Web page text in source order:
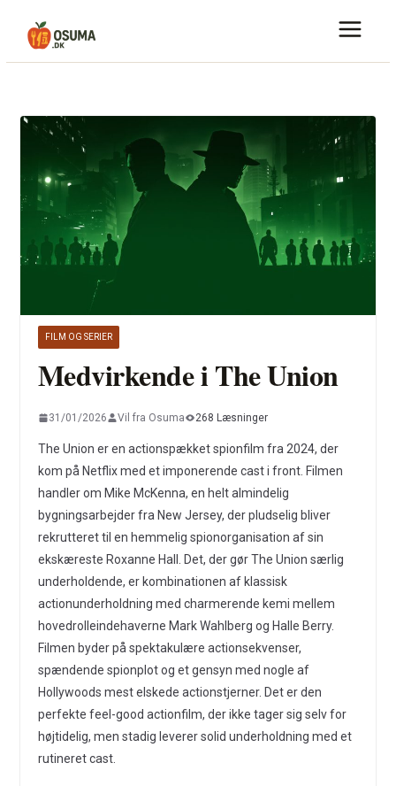
FILM OG SERIER
Medvirkende i The Union
31/01/2026 Vil fra Osuma 268 Læsninger
The Union er en actionspækket spionfilm fra 2024, der
kom på Netflix med et imponerende cast i front. Filmen
handler om Mike McKenna, en helt almindelig
bygningsarbejder fra New Jersey, der pludselig bliver
rekrutteret til en hemmelig spionorganisation af sin
ekskæreste Roxanne Hall. Det, der gør The Union særlig
underholdende, er kombinationen af klassisk
actionunderholdning med charmerende kemi mellem
hovedrolleindehaverne Mark Wahlberg og Halle Berry.
Filmen byder på spektakulære actionsekvenser,
spændende spionplot og et gensyn med nogle af
Hollywoods mest elskede actionstjerner. Det er den
perfekte feel-good actionfilm, der ikke tager sig selv for
højtidelig, men stadig leverer solid underholdning med et
rutineret cast.